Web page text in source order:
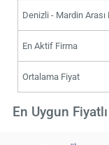
Denizli - Mardin Arası
En Aktif Firma
Ortalama Fiyat
En Uygun